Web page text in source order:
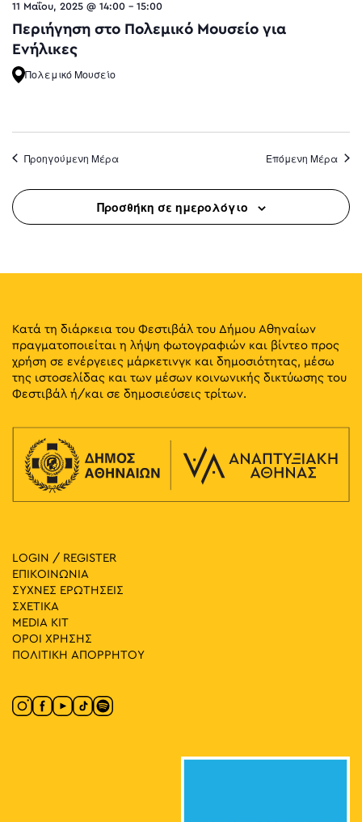
11 Μαΐου, 2025 @ 14:00 - 15:00
Περιήγηση στο Πολεμικό Μουσείο για
Ενήλικες
Πολεμικό Μουσείο
Προηγούμενη Μέρα Επόμενη Μέρα
Προσθήκη σε ημερολόγιο
Κατά τη διάρκεια του Φεστιβάλ του Δήμου Αθηναίων
πραγματοποιείται η λήψη φωτογραφιών και βίντεο προς
χρήση σε ενέργειες μάρκετινγκ και δημοσιότητας, μέσω
της ιστοσελίδας και των μέσων κοινωνικής δικτύωσης του
Φεστιβάλ ή/και σε δημοσιεύσεις τρίτων.
LOGIN / REGISTER
ΕΠΙΚΟΙΝΩΝΙΑ
ΣΥΧΝΕΣ ΕΡΩΤΗΣΕΙΣ
ΣΧΕΤΙΚΑ
MEDIA ΚIT
ΟΡΟΙ ΧΡΗΣΗΣ
ΠΟΛΙΤΙΚΗ ΑΠΟΡΡΗΤΟΥ